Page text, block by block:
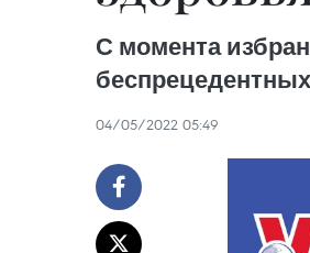
С момента
04/05/2022 05:49